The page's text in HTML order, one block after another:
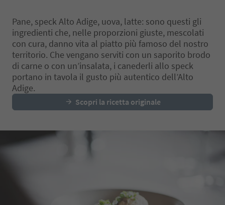
Pane, speck Alto Adige, uova, latte: sono questi gli
ingredienti che, nelle proporzioni giuste, mescolati
con cura, danno vita al piatto più famoso del nostro
territorio. Che vengano serviti con un saporito brodo
di carne o con un’insalata, i canederli allo speck
portano in tavola il gusto più autentico dell’Alto
Adige.
Scopri la ricetta originale